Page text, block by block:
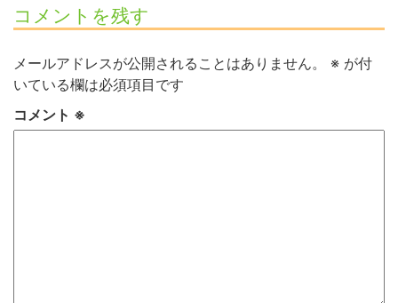
コメントを残す
メールアドレスが公開されることはありません。 ※ が付
いている欄は必須項目です
コメント ※